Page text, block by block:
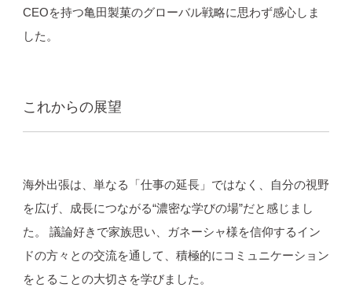
CEOを持つ亀田製菓のグローバル戦略に思わず感心しま
した。
これからの展望
海外出張は、単なる「仕事の延長」ではなく、自分の視野
を広げ、成長につながる“濃密な学びの場”だと感じまし
た。 議論好きで家族思い、ガネーシャ様を信仰するイン
ドの方々との交流を通して、積極的にコミュニケーション
をとることの大切さを学びました。